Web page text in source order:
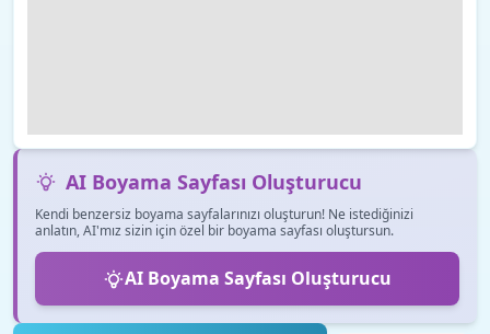
AI Boyama Sayfası Oluşturucu
Kendi benzersiz boyama sayfalarınızı oluşturun! Ne istediğinizi
anlatın, AI'mız sizin için özel bir boyama sayfası oluştursun.
AI Boyama Sayfası Oluşturucu